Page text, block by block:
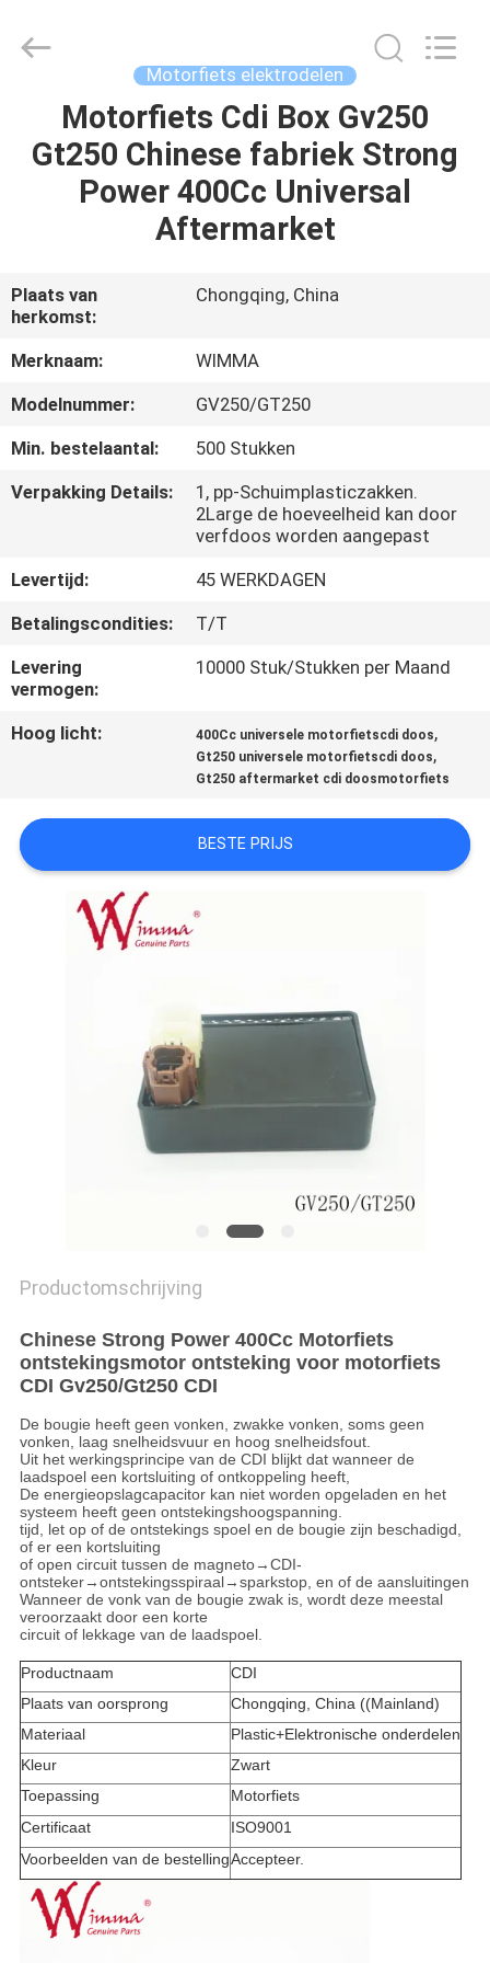
THUIS
PRODUCTEN
OVER
ONS
FABRIEKSTOCHT
KWALITEITSCONTROLE
NIEUWS
VRAAG
EEN
OFFERTE
PRIVACYBELEID
Spare
Parts
Motorfiets elektrodelen
Motorfiets Cdi Box Gv250
Gt250 Chinese fabriek Strong
Power 400Cc Universal
Aftermarket
Plaats van
herkomst:
Chongqing, China
Merknaam:
WIMMA
Modelnummer:
GV250/GT250
Min. bestelaantal:
500 Stukken
Verpakking Details:
1, pp-Schuimplasticzakken.
2Large de hoeveelheid kan door
verfdoos worden aangepast
Levertijd:
45 WERKDAGEN
Betalingscondities:
T/T
Levering
vermogen:
10000 Stuk/Stukken per Maand
Hoog licht: 400Cc universele motorfietscdi doos,
Gt250 universele motorfietscdi doos,
Gt250 aftermarket cdi doosmotorfiets
BESTE PRIJS
Productomschrijving
Chinese Strong Power 400Cc Motorfiets
ontstekingsmotor ontsteking voor motorfiets
CDI Gv250/Gt250 CDI
De bougie heeft geen vonken, zwakke vonken, soms geen
vonken, laag snelheidsvuur en hoog snelheidsfout.
Uit het werkingsprincipe van de CDI blijkt dat wanneer de
laadspoel een kortsluiting of ontkoppeling heeft,
De energieopslagcapacitor kan niet worden opgeladen en het
systeem heeft geen ontstekingshoogspanning.
tijd, let op of de ontstekings spoel en de bougie zijn beschadigd,
of er een kortsluiting
of open circuit tussen de magneto→CDI-
ontsteker→ontstekingsspiraal→sparkstop, en of de aansluitingen
Wanneer de vonk van de bougie zwak is, wordt deze meestal
veroorzaakt door een korte
circuit of lekkage van de laadspoel.
Productnaam
CDI
Plaats van oorsprong
Chongqing, China ((Mainland)
Materiaal
Plastic+Elektronische onderdelen
Kleur
Zwart
Toepassing
Motorfiets
Certificaat
ISO9001
Voorbeelden van de bestellingAccepteer.